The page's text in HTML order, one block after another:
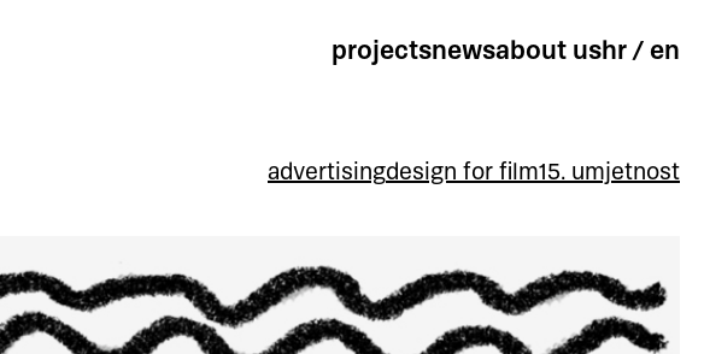
projectsnewsabout ushr/en
advertisingdesign for film15. umjetnost